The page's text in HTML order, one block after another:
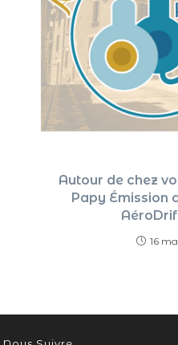
Autour de chez
Papy Émission
16